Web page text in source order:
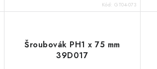
Kód:GT04-073
Šroubovák PH1 x 75 mm
39D017